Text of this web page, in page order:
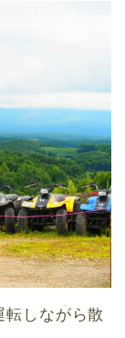
転しながら散